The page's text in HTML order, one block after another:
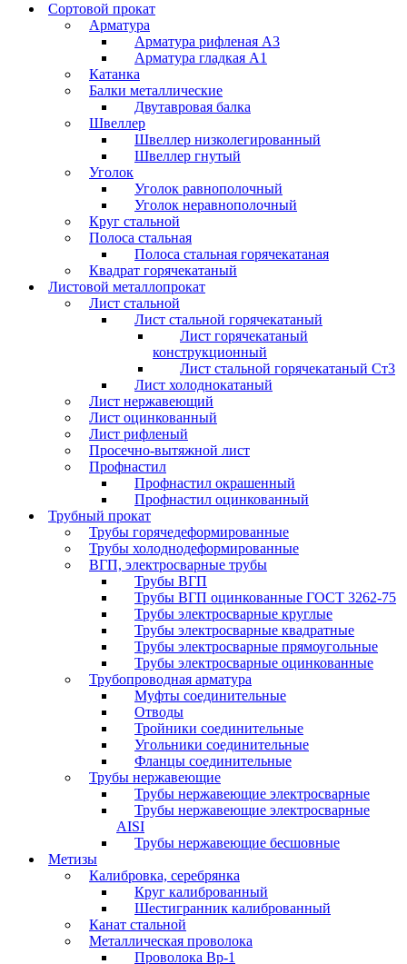
Сортовой прокат
Арматура
Арматура рифленая А3
Арматура гладкая А1
Катанка
Балки металлические
Двутавровая балка
Швеллер
Швеллер низколегированный
Швеллер гнутый
Уголок
Уголок равнополочный
Уголок неравнополочный
Круг стальной
Полоса стальная
Полоса стальная горячекатаная
Квадрат горячекатаный
Листовой металлопрокат
Лист стальной
Лист стальной горячекатаный
Лист горячекатаный
конструкционный
Лист стальной горячекатаный Ст3
Лист холоднокатаный
Лист нержавеющий
Лист оцинкованный
Лист рифленый
Просечно-вытяжной лист
Профнастил
Профнастил окрашенный
Профнастил оцинкованный
Трубный прокат
Трубы горячедеформированные
Трубы холоднодеформированные
ВГП, электросварные трубы
Трубы ВГП
Трубы ВГП оцинкованные ГОСТ 3262-75
Трубы электросварные круглые
Трубы электросварные квадратные
Трубы электросварные прямоугольные
Трубы электросварные оцинкованные
Трубопроводная арматура
Муфты соединительные
Отводы
Тройники соединительные
Угольники соединительные
Фланцы соединительные
Трубы нержавеющие
Трубы нержавеющие электросварные
Трубы нержавеющие электросварные
AISI
Трубы нержавеющие бесшовные
Метизы
Калибровка, серебрянка
Круг калиброванный
Шестигранник калиброванный
Канат стальной
Металлическая проволока
Проволока Вр-1